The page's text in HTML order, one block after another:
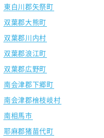
東白川郡矢祭町
双葉郡大熊町
双葉郡川内村
双葉郡浪江町
双葉郡広野町
南会津郡下郷町
南会津郡檜枝岐村
南相馬市
耶麻郡猪苗代町